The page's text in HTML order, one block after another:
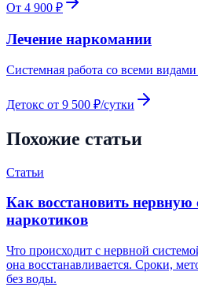
От 4 900 ₽
Лечение наркомании
Системная работа со всеми
Детокс от 9 500 ₽/сутки
Похожие статьи
Статьи
Как восстановить нервную
наркотиков
Что происходит с нервной
она восстанавливается. Сроки,
без воды.